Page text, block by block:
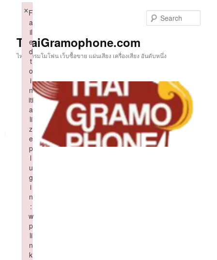
ThaiGramophone.com
ไทยแกรมโมโฟน เว็บซื้อขาย แผ่นเสียง เครื่องเสียง อันดับหนึ่ง
F
a
il
e
d
t
o
i
n
iti
a
li
z
e
p
l
u
g
i
n
:
w
p
li
n
k
×